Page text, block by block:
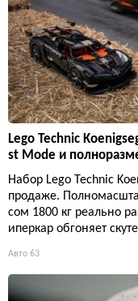
Lego Technic
st Mode и
Набор Lego Technic
продаже.
сом 1800 кг реально
иперкар обгоняет
Авто 63